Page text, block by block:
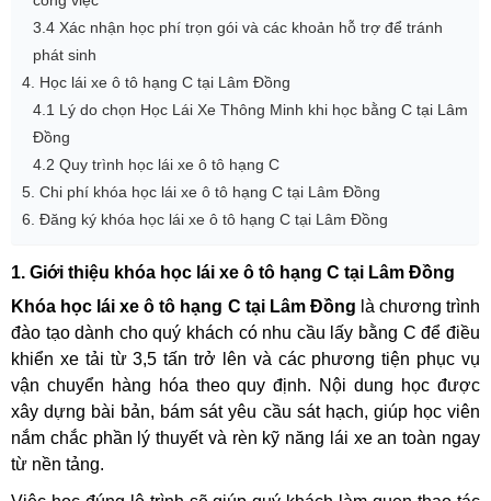
3.4 Xác nhận học phí trọn gói và các khoản hỗ trợ để tránh
phát sinh
4. Học lái xe ô tô hạng C tại Lâm Đồng
4.1 Lý do chọn Học Lái Xe Thông Minh khi học bằng C tại Lâm
Đồng
4.2 Quy trình học lái xe ô tô hạng C
5. Chi phí khóa học lái xe ô tô hạng C tại Lâm Đồng
6. Đăng ký khóa học lái xe ô tô hạng C tại Lâm Đồng
1. Giới thiệu khóa học lái xe ô tô hạng C tại Lâm Đồng
Khóa học lái xe ô tô hạng C tại Lâm Đồng là chương trình
đào tạo dành cho quý khách có nhu cầu lấy bằng C để điều
khiển xe tải từ 3,5 tấn trở lên và các phương tiện phục vụ
vận chuyển hàng hóa theo quy định. Nội dung học được
xây dựng bài bản, bám sát yêu cầu sát hạch, giúp học viên
nắm chắc phần lý thuyết và rèn kỹ năng lái xe an toàn ngay
từ nền tảng.